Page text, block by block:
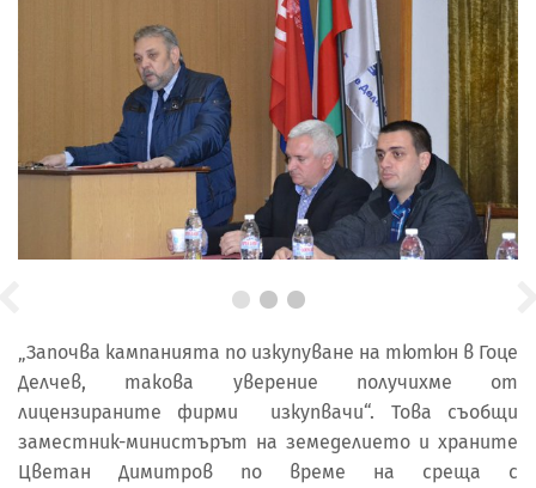
„Започва кампанията по изкупуване на тютюн в Гоце
Делчев, такова уверение получихме от
лицензираните фирми изкупвачи“. Това съобщи
заместник-министърът на земеделието и храните
Цветан Димитров по време на среща с